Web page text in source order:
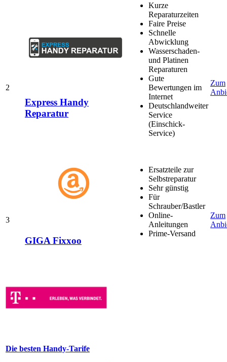
2
Express Handy
Reparatur
Kurze
Reparaturzeiten
Faire Preise
Schnelle
Abwicklung
Wasserschaden-
und Platinen
Reparaturen
Gute
Bewertungen im
Internet
Deutschlandweiter
Service
(Einschick-
Service)
Zum
3
GIGA Fixxoo
Ersatzteile zur
Selbstreparatur
Sehr günstig
Für
Schrauber/Bastler
Online-
Anleitungen
Prime-Versand
Zum
Die besten Handy-Tarife